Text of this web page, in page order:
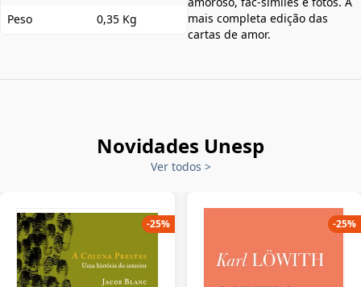
Peso 0,35 Kg
mais completa edição das
cartas de amor.
Novidades Unesp
Ver todos >
-25% -25%